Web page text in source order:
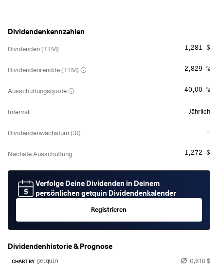
Dividendenkennzahlen
Dividenden (TTM) 1,281 $
Dividendenrendite (TTM) 2,829 %
Ausschüttungsquote 40,00 %
Intervall Jährlich
Dividendenwachstum (3J) -
Nächste Ausschüttung 1,272 $
Verfolge Deine Dividenden in Deinem
persönlichen getquin Dividendenkalender
Registrieren
Dividendenhistorie & Prognose
0,618 $
CHART BY